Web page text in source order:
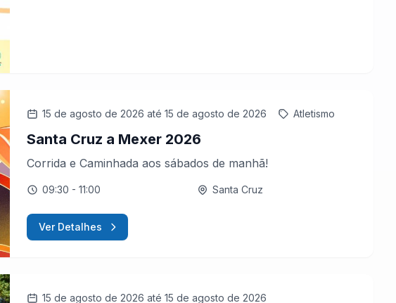
15 de agosto de 2026 até 15 de agosto de 2026 Atletismo
Santa Cruz a Mexer 2026
Corrida e Caminhada aos sábados de manhã!
09:30 - 11:00 Santa Cruz
Ver Detalhes
15 de agosto de 2026 até 15 de agosto de 2026